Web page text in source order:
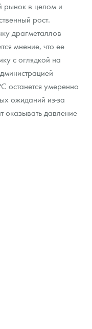
рынок в целом и
рост.
драгметаллов
мнение, что ее
с оглядкой на
останется умеренно
ожиданий из-за
оказывать давление